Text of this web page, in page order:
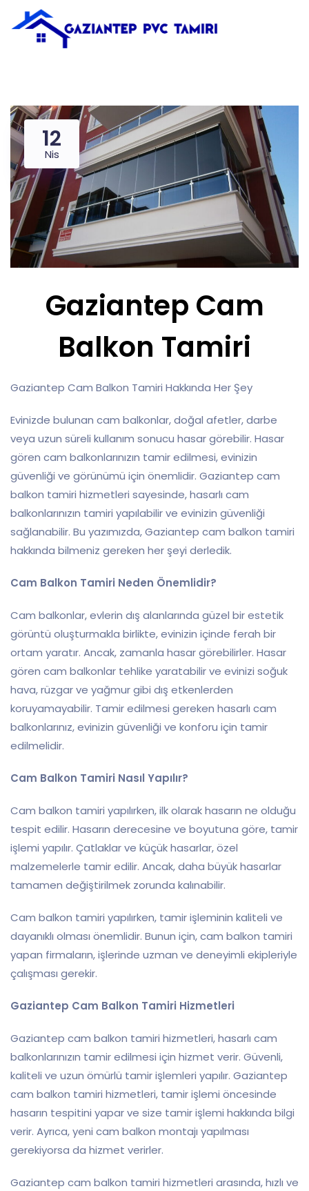
12
Nis
Gaziantep Cam
Balkon Tamiri
Gaziantep Cam Balkon Tamiri Hakkında Her Şey
Evinizde bulunan cam balkonlar, doğal afetler, darbe
veya uzun süreli kullanım sonucu hasar görebilir. Hasar
gören cam balkonlarınızın tamir edilmesi, evinizin
güvenliği ve görünümü için önemlidir. Gaziantep cam
balkon tamiri hizmetleri sayesinde, hasarlı cam
balkonlarınızın tamiri yapılabilir ve evinizin güvenliği
sağlanabilir. Bu yazımızda, Gaziantep cam balkon tamiri
hakkında bilmeniz gereken her şeyi derledik.
Cam Balkon Tamiri Neden Önemlidir?
Cam balkonlar, evlerin dış alanlarında güzel bir estetik
görüntü oluşturmakla birlikte, evinizin içinde ferah bir
ortam yaratır. Ancak, zamanla hasar görebilirler. Hasar
gören cam balkonlar tehlike yaratabilir ve evinizi soğuk
hava, rüzgar ve yağmur gibi dış etkenlerden
koruyamayabilir. Tamir edilmesi gereken hasarlı cam
balkonlarınız, evinizin güvenliği ve konforu için tamir
edilmelidir.
Cam Balkon Tamiri Nasıl Yapılır?
Cam balkon tamiri yapılırken, ilk olarak hasarın ne olduğu
tespit edilir. Hasarın derecesine ve boyutuna göre, tamir
işlemi yapılır. Çatlaklar ve küçük hasarlar, özel
malzemelerle tamir edilir. Ancak, daha büyük hasarlar
tamamen değiştirilmek zorunda kalınabilir.
Cam balkon tamiri yapılırken, tamir işleminin kaliteli ve
dayanıklı olması önemlidir. Bunun için, cam balkon tamiri
yapan firmaların, işlerinde uzman ve deneyimli ekipleriyle
çalışması gerekir.
Gaziantep Cam Balkon Tamiri Hizmetleri
Gaziantep cam balkon tamiri hizmetleri, hasarlı cam
balkonlarınızın tamir edilmesi için hizmet verir. Güvenli,
kaliteli ve uzun ömürlü tamir işlemleri yapılır. Gaziantep
cam balkon tamiri hizmetleri, tamir işlemi öncesinde
hasarın tespitini yapar ve size tamir işlemi hakkında bilgi
verir. Ayrıca, yeni cam balkon montajı yapılması
gerekiyorsa da hizmet verirler.
Gaziantep cam balkon tamiri hizmetleri arasında, hızlı ve